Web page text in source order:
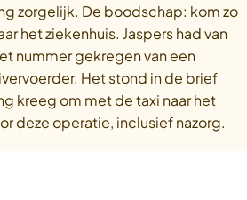
zorgelijk. De boodschap: kom zo
het ziekenhuis. Jaspers had van
nummer gekregen van een
Het stond in de brief
kreeg om met de taxi naar het
deze operatie, inclusief nazorg.